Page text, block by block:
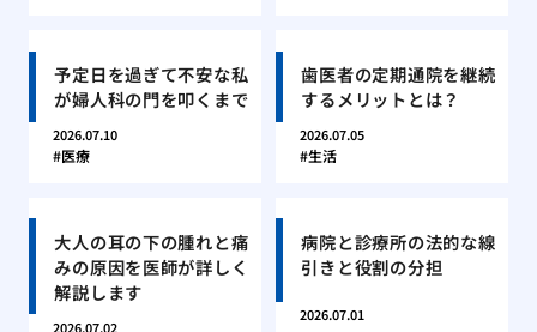
予定日を過ぎて不安な私
が婦人科の門を叩くまで
2026.07.10
医療
歯医者の定期通院を継続
するメリットとは？
2026.07.05
生活
大人の耳の下の腫れと痛
みの原因を医師が詳しく
解説します
2026.07.02
病院と診療所の法的な線
引きと役割の分担
2026.07.01